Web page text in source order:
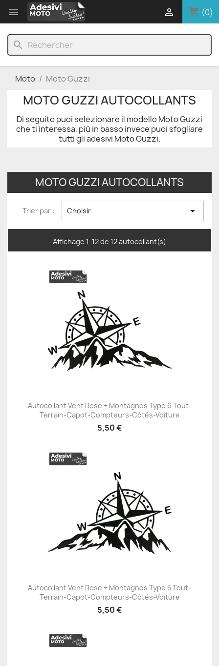
 shopping_cart (0)

search
Moto Moto Guzzi
MOTO GUZZI AUTOCOLLANTS
Di seguito puoi selezionare il modello Moto Guzzi
che ti interessa, più in basso invece puoi sfogliare
tutti gli adesivi Moto Guzzi.
MOTO GUZZI AUTOCOLLANTS
Trier par : Choisir 
Affichage 1-12 de 12 autocollant(s)
Autocollant Vent Rose + Montagnes Type 6 Tout-
Terrain-Capot-Compteurs-Côtés-Voiture
5,50 €
Autocollant Vent Rose + Montagnes Type 5 Tout-
Terrain-Capot-Compteurs-Côtés-Voiture
5,50 €